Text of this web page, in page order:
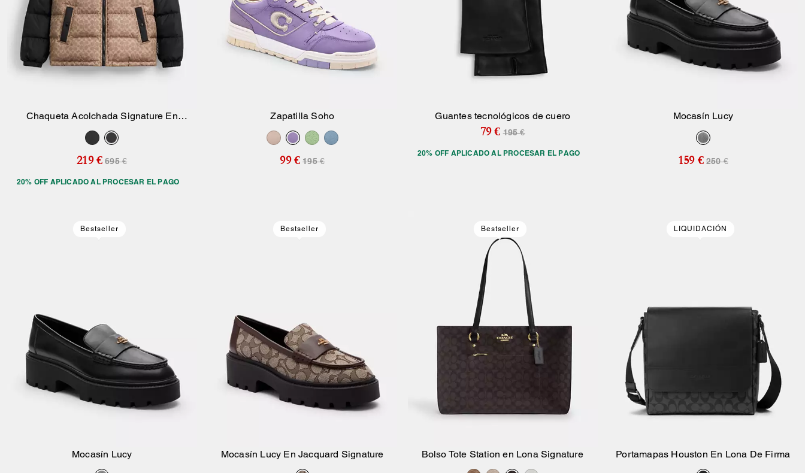
Añadir A La Cesta
Chaqueta Acolchada Signature En
Poliéster Reciclado
219 € 695 €
20% OFF APLICADO AL PROCESAR EL PAGO
Añadir A La Cesta
Zapatilla Soho
99 € 195 €
Añadir A La Cesta
Guantes tecnológicos de cuero
79 € 195 €
20% OFF APLICADO AL PROCESAR EL PAGO
Añadir A La Cesta
Mocasín Lucy
159 € 250 €
Bestseller
Añadir A La Cesta
Mocasín Lucy
Bestseller
Añadir A La Cesta
Mocasín Lucy En Jacquard Signature
Bestseller
Bolso Tote Station en Lona Signature
LIQUIDACIÓN
Portamapas Houston En Lona De Firma